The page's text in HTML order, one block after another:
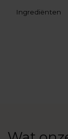
Ingrediënten